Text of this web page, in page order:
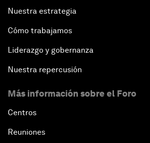
Nuestra estrategia
Cómo trabajamos
Liderazgo y gobernanza
Nuestra repercusión
Más información sobre el Foro
Centros
Reuniones